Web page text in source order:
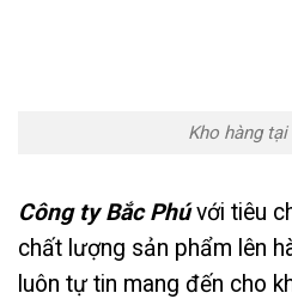
Kho hàng
Công ty Bắc Phú với tiêu
chất lượng sản phẩm lên
luôn tự tin mang đến cho